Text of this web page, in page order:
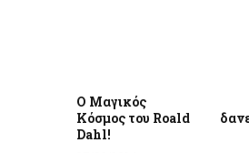
Ο Μαγικός
Κόσμος του Roald
Dahl!